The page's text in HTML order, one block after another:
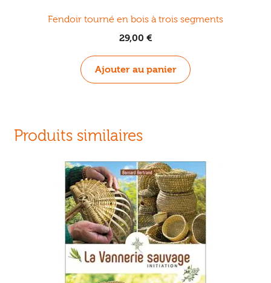
Fendoir tourné en bois à trois segments
29,00 €
Ajouter au panier
Produits similaires